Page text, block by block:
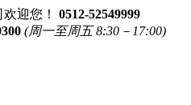
迎您！ 0512-52549999
(周一至周五 8:30－17:00)